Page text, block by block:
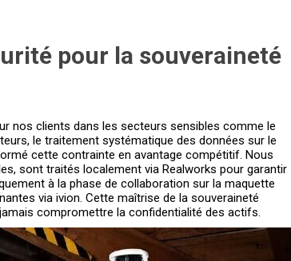
pour la souveraineté
nos clients dans les secteurs sensibles comme le
le traitement systématique des données sur le
cette contrainte en avantage compétitif. Nous
sont traités localement via Realworks pour garantir
à la phase de collaboration sur la maquette
via ivion. Cette maîtrise de la souveraineté
compromettre la confidentialité des actifs.